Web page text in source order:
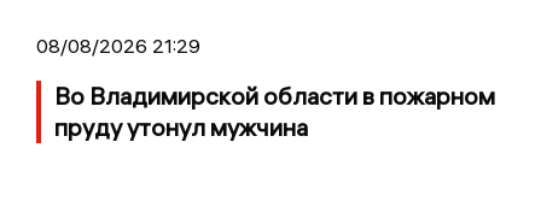
08/08/2026 21:29
Во Владимирской области в пожарном
пруду утонул мужчина